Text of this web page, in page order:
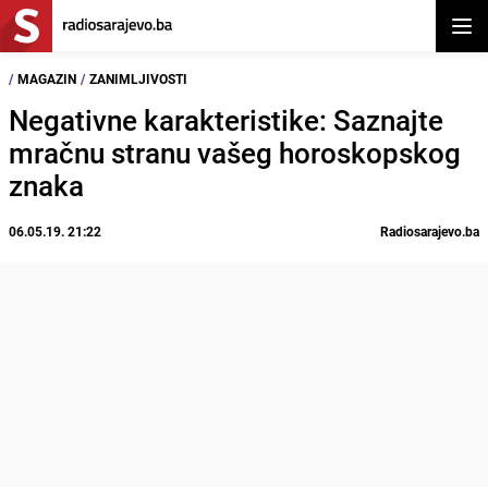
/ MAGAZIN / ZANIMLJIVOSTI
Negativne karakteristike: Saznajte
mračnu stranu vašeg horoskopskog
znaka
06.05.19. 21:22 Radiosarajevo.ba